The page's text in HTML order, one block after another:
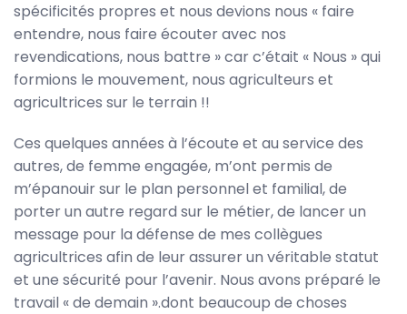
spécificités propres et nous devions nous « faire
entendre, nous faire écouter avec nos
revendications, nous battre » car c’était « Nous » qui
formions le mouvement, nous agriculteurs et
agricultrices sur le terrain !!
Ces quelques années à l’écoute et au service des
autres, de femme engagée, m’ont permis de
m’épanouir sur le plan personnel et familial, de
porter un autre regard sur le métier, de lancer un
message pour la défense de mes collègues
agricultrices afin de leur assurer un véritable statut
et une sécurité pour l’avenir. Nous avons préparé le
travail « de demain ».dont beaucoup de choses